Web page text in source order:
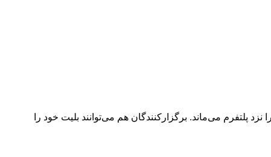
پلتفرم می‌ماند. برگزارکنندگان هم می‌توانند بلیت خود را